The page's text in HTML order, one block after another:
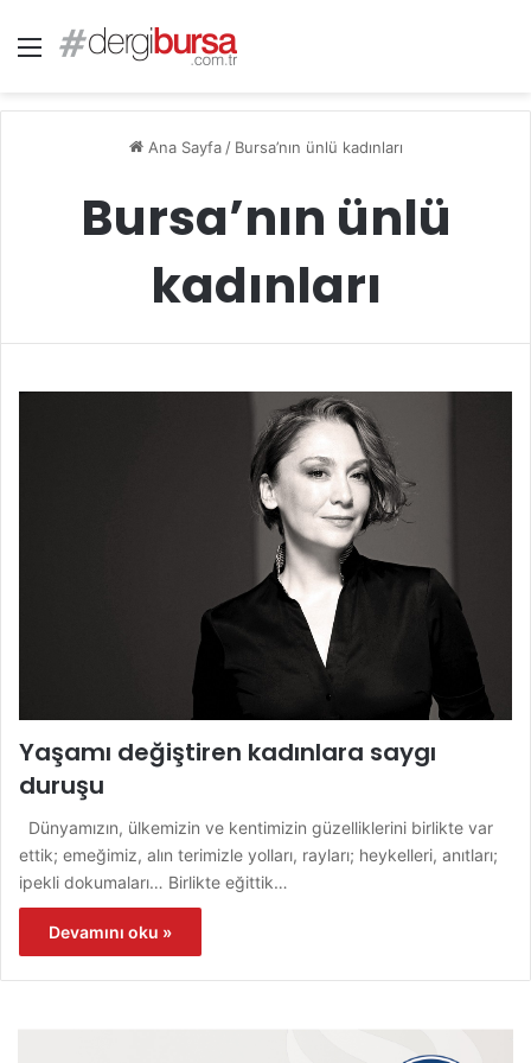
Menü
Ana Sayfa / Bursa’nın ünlü kadınları
Bursa’nın ünlü
kadınları
Yaşamı değiştiren kadınlara saygı
duruşu
Dünyamızın, ülkemizin ve kentimizin güzelliklerini birlikte var
ettik; emeğimiz, alın terimizle yolları, rayları; heykelleri, anıtları;
ipekli dokumaları… Birlikte eğittik…
Devamını oku »